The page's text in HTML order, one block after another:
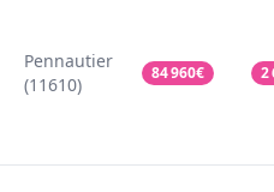
Pennautier
(11610)
84 960€ 2